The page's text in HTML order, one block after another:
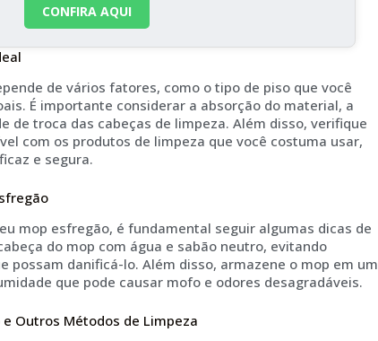
CONFIRA AQUI
de vários fatores, como o tipo de piso que você
É importante considerar a absorção do material, a
de troca das cabeças de limpeza. Além disso, verifique
com os produtos de limpeza que você costuma usar,
e segura.
mop esfregão, é fundamental seguir algumas dicas de
do mop com água e sabão neutro, evitando
possam danificá-lo. Além disso, armazene o mop em um
que pode causar mofo e odores desagradáveis.
Outros Métodos de Limpeza